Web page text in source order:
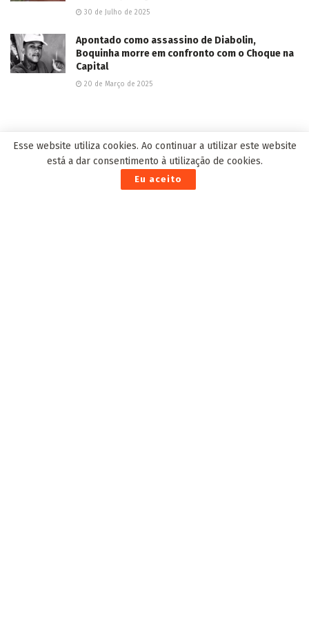
30 de Julho de 2025
Apontado como assassino de Diabolin,
Boquinha morre em confronto com o Choque na
Capital
20 de Março de 2025
Esse website utiliza cookies. Ao continuar a utilizar este website
está a dar consentimento à utilização de cookies.
Eu aceito